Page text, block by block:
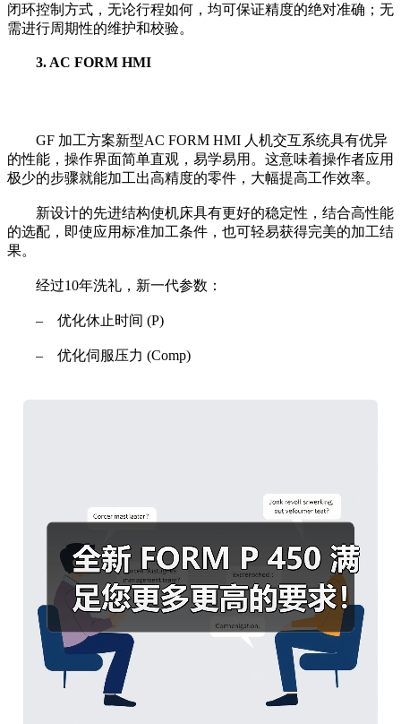
闭环控制方式，无论行程如何，均可保证精度的绝对准确；无
需进行周期性的维护和校验。
3. AC FORM HMI
GF 加工方案新型AC FORM HMI 人机交互系统具有优异
的性能，操作界面简单直观，易学易用。这意味着操作者应用
极少的步骤就能加工出高精度的零件，大幅提高工作效率。
新设计的先进结构使机床具有更好的稳定性，结合高性能
的选配，即使应用标准加工条件，也可轻易获得完美的加工结
果。
经过10年洗礼，新一代参数：
‒ 优化休止时间 (P)
‒ 优化伺服压力 (Comp)